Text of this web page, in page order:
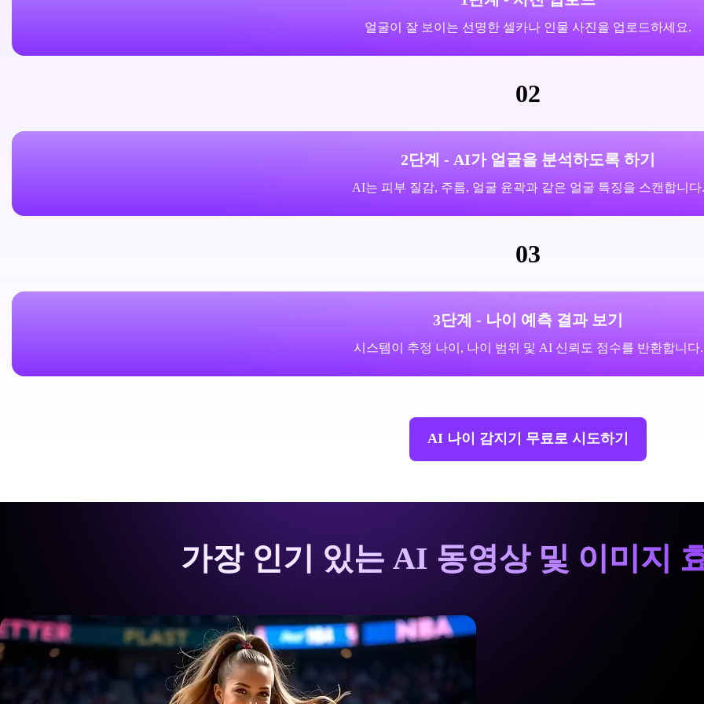
얼굴이 잘 보이는 선명한 셀카나 인물 사진을 업로드하세요.
02
2단계 - AI가 얼굴을 분석하도록 하기
AI는 피부 질감, 주름, 얼굴 윤곽과 같은 얼굴 특징을 스캔합니다.
03
3단계 - 나이 예측 결과 보기
시스템이 추정 나이, 나이 범위 및 AI 신뢰도 점수를 반환합니다.
AI 나이 감지기 무료로 시도하기
가장 인기 있는 AI 동영상 및 이미지